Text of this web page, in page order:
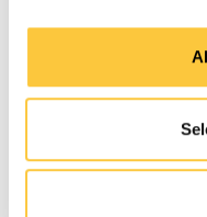
Sziget Express
Verzekeringen